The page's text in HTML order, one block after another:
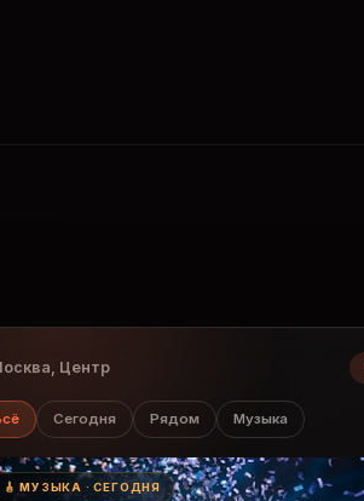
Центр
Сегодня Рядом Музыка
🎸 МУЗЫКА · СЕГОДНЯ